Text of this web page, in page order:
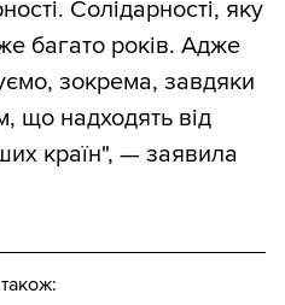
Солідарності, яку
багато років. Адже
зокрема, завдяки
що надходять від
країн", — заявила